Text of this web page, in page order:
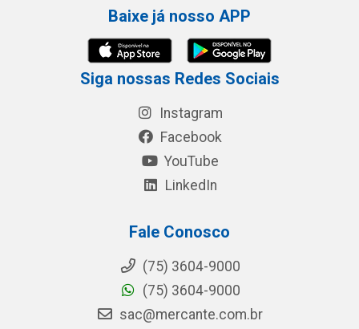
Baixe já nosso APP
Siga nossas Redes Sociais
Instagram
Facebook
YouTube
LinkedIn
Fale Conosco
(75) 3604-9000
(75) 3604-9000
sac@mercante.com.br